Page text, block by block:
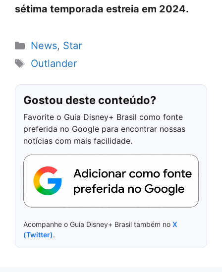
sétima temporada estreia em 2024.
Categorias
News, Star
Tags
Outlander
Gostou deste conteúdo?
Favorite o Guia Disney+ Brasil como fonte
preferida no Google para encontrar nossas
notícias com mais facilidade.
Acompanhe o Guia Disney+ Brasil também no X
(Twitter).